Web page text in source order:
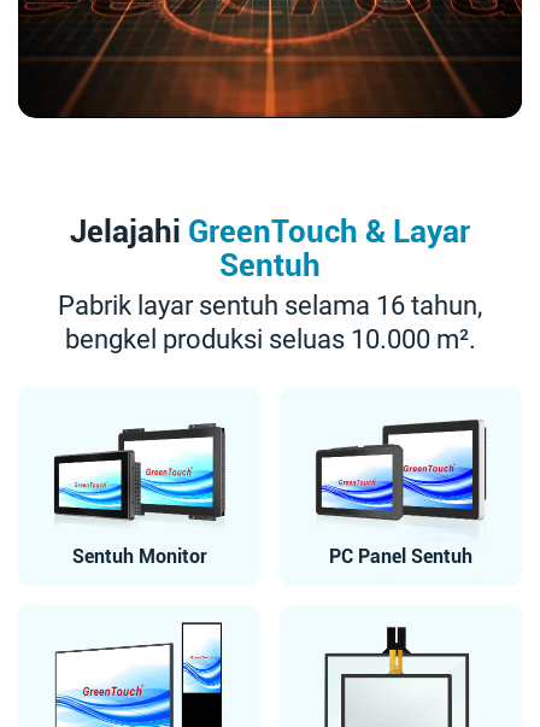
Jelajahi GreenTouch & Layar
Sentuh
Pabrik layar sentuh selama 16 tahun,
bengkel produksi seluas 10.000 m².
Sentuh Monitor PC Panel Sentuh